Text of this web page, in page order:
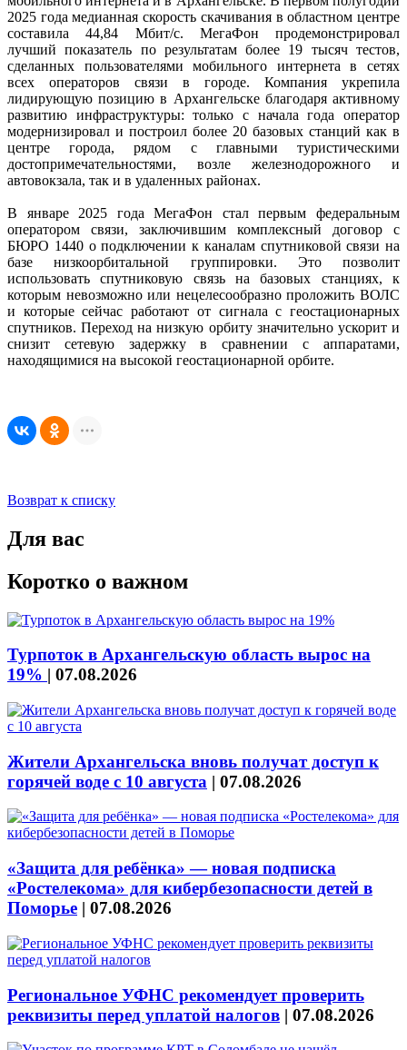
2025 года медианная скорость скачивания в областном центре
составила 44,84 Мбит/с. МегаФон продемонстрировал
лучший показатель по результатам более 19 тысяч тестов,
сделанных пользователями мобильного интернета в сетях
всех операторов связи в городе. Компания укрепила
лидирующую позицию в Архангельске благодаря активному
развитию инфраструктуры: только с начала года оператор
модернизировал и построил более 20 базовых станций как в
центре города, рядом с главными туристическими
достопримечательностями, возле железнодорожного и
автовокзала, так и в удаленных районах.
В январе 2025 года МегаФон стал первым федеральным
оператором связи, заключившим комплексный договор с
БЮРО 1440 о подключении к каналам спутниковой связи на
базе низкоорбитальной группировки. Это позволит
использовать спутниковую связь на базовых станциях, к
которым невозможно или нецелесообразно проложить ВОЛС
и которые сейчас работают от сигнала с геостационарных
спутников. Переход на низкую орбиту значительно ускорит и
снизит сетевую задержку в сравнении с аппаратами,
находящимися на высокой геостационарной орбите.
Возврат к списку
Для вас
Коротко о важном
Турпоток в Архангельскую область вырос на
19% | 07.08.2026
Жители Архангельска вновь получат доступ к
горячей воде с 10 августа | 07.08.2026
«Защита для ребёнка» — новая подписка
«Ростелекома» для кибербезопасности детей в
Поморье | 07.08.2026
Региональное УФНС рекомендует проверить
реквизиты перед уплатой налогов | 07.08.2026